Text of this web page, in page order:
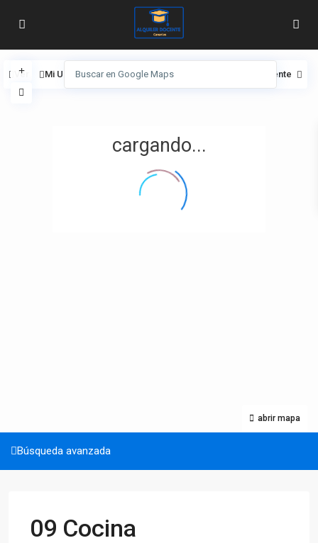
cargando...
abrir mapa
Ver Mi Ubicación Pantalla completa Siguiente
Búsqueda avanzada
09 Cocina